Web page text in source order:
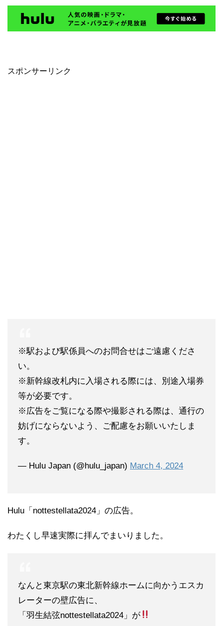
スポンサーリンク
※駅および駅係員へのお問合せはご遠慮くださ
い。
※新幹線改札内に入場される際には、別途入場券
等が必要です。
※広告をご覧になる際や撮影される際は、通行の
妨げにならないよう、ご配慮をお願いいたしま
す。
— Hulu Japan (@hulu_japan) March 4, 2024
Hulu「 nottestellata2024」 の広告。
わたくし早速実際に拝んでまいりました。
なんと東京駅の東北新幹線ホームに向かうエスカ
レーターの壁広告に、
「羽生結弦nottestellata2024」が